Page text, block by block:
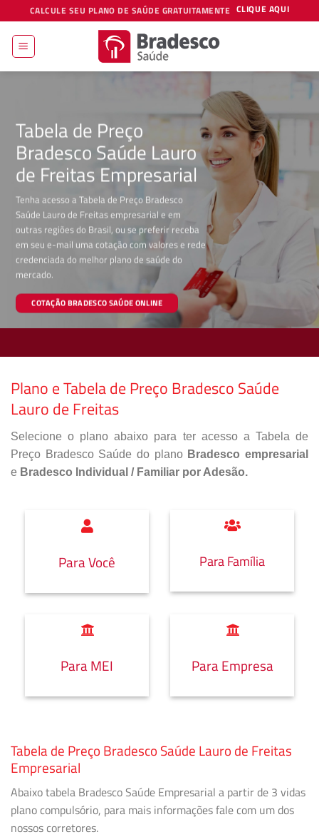
to
content
CALCULE SEU PLANO DE SAÚDE GRATUITAMENTE CLIQUE AQUI
Tabela de Preço
Bradesco Saúde Lauro
de Freitas Empresarial
Tenha acesso a Tabela de Preço Bradesco
Saúde Lauro de Freitas empresarial e em
outras regiões do Brasil, ou se preferir receba
em seu e-mail uma cotação com valores e rede
credenciada do melhor plano de saúde do
mercado.
COTAÇÃO BRADESCO SAÚDE ONLINE
Plano e Tabela de Preço Bradesco Saúde
Lauro de Freitas
Selecione o plano abaixo para ter acesso a Tabela de
Preço Bradesco Saúde do plano Bradesco empresarial
e Bradesco Individual / Familiar por Adesão.
Para Você Para Família
Para MEI Para Empresa
Tabela de Preço Bradesco Saúde Lauro de Freitas
Empresarial
Abaixo tabela Bradesco Saúde Empresarial a partir de 3 vidas
plano compulsório, para mais informações fale com um dos
nossos corretores.